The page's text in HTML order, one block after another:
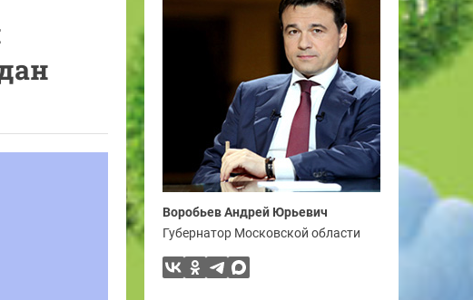
Воробьев Андрей Юрьевич
Губернатор Московской области